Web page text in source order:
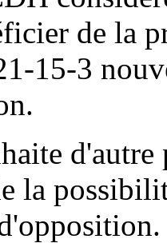
de la
15-3
la